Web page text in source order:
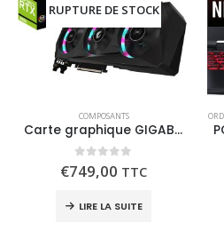
RUPTURE DE STOCK
COMPOSANTS
Carte graphique GIGABYTE RTX 3060 AORUS ELITE 12Go
0out of 5
€749,00 TTC
LIRE LA SUITE